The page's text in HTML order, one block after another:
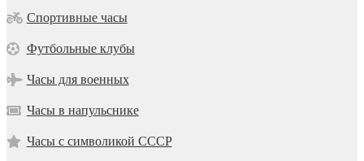
Спортивные часы
Футбольные клубы
Часы для военных
Часы в напульснике
Часы с символикой СССР